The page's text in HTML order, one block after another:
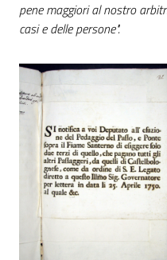
Seguici
su
on line
pene maggiori al nostro
casi e delle persone".